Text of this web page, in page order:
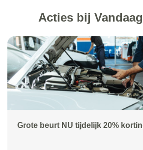
Acties bij
Grote beurt NU tijdelijk 20%